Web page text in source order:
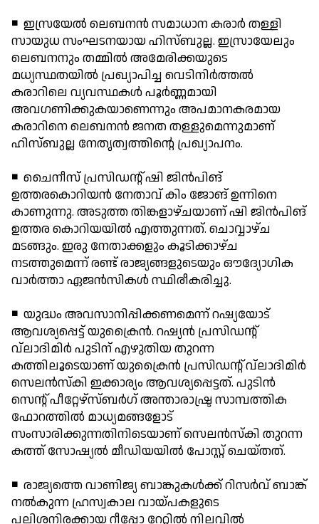
◾ ഇസ്രയേല്‍ ലെബനന്‍ സമാധാന കരാര്‍ തള്ളി
സായുധ സംഘടനയായ ഹിസ്ബുല്ല. ഇസ്രായേലും
ലെബനനും തമ്മില്‍ അമേരിക്കയുടെ
മധ്യസ്ഥതയില്‍ പ്രഖ്യാപിച്ച വെടിനിര്‍ത്തല്‍
കരാറിലെ വ്യവസ്ഥകള്‍ പൂര്‍ണ്ണമായി
അവഗണിക്കുകയാണെന്നും അപമാനകരമായ
കരാറിനെ ലെബനന്‍ ജനത തള്ളുമെന്നുമാണ്
ഹിസ്ബുല്ല നേതൃത്വത്തിന്റെ പ്രഖ്യാപനം.
◾ ചൈനീസ് പ്രസിഡന്റ് ഷി ജിന്‍പിങ്
ഉത്തരകൊറിയന്‍ നേതാവ് കിം ജോങ് ഉന്നിനെ
കാണുന്നു. അടുത്ത തിങ്കളാഴ്ചയാണ് ഷി ജിന്‍പിങ്
ഉത്തര കൊറിയയില്‍ എത്തുന്നത്. ചൊവ്വാഴ്ച
മടങ്ങും. ഇരു നേതാക്കളും കൂടിക്കാഴ്ച
നടത്തുമെന്ന് രണ്ട് രാജ്യങ്ങളുടെയും ഔദ്യോഗിക
വാര്‍ത്താ ഏജന്‍സികള്‍ സ്ഥിരീകരിച്ചു.
◾ യുദ്ധം അവസാനിപ്പിക്കണമെന്ന് റഷ്യയോട്
ആവശ്യപ്പെട്ട് യുക്രൈന്‍. റഷ്യന്‍ പ്രസിഡന്റ്
വ്ലാദിമിര്‍ പുടിന് എഴുതിയ തുറന്ന
കത്തിലൂടെയാണ് യുക്രൈന്‍ പ്രസിഡന്റ് വ്ലാദിമിര്‍
സെലന്‍സ്‌കി ഇക്കാര്യം ആവശ്യപ്പെട്ടത്. പുടിന്‍
സെന്റ് പീറ്റേഴ്സ്ബര്‍ഗ് അന്താരാഷ്ട്ര സാമ്പത്തിക
ഫോറത്തില്‍ മാധ്യമങ്ങളോട്
സംസാരിക്കുന്നതിനിടെയാണ് സെലന്‍സ്‌കി തുറന്ന
കത്ത് സോഷ്യല്‍ മീഡിയയില്‍ പോസ്റ്റ് ചെയ്തത്.
◾ രാജ്യത്തെ വാണിജ്യ ബാങ്കുകള്‍ക്ക് റിസര്‍വ് ബാങ്ക്
നല്‍കുന്ന ഹ്രസ്വകാല വായ്പകളുടെ
പലിശനിരക്കായ റീപ്പോ റേറ്റില്‍ നിലവില്‍